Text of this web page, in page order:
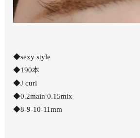
◆sexy style
◆190本
◆J curl
◆0.2main 0.15mix
◆8-9-10-11mm